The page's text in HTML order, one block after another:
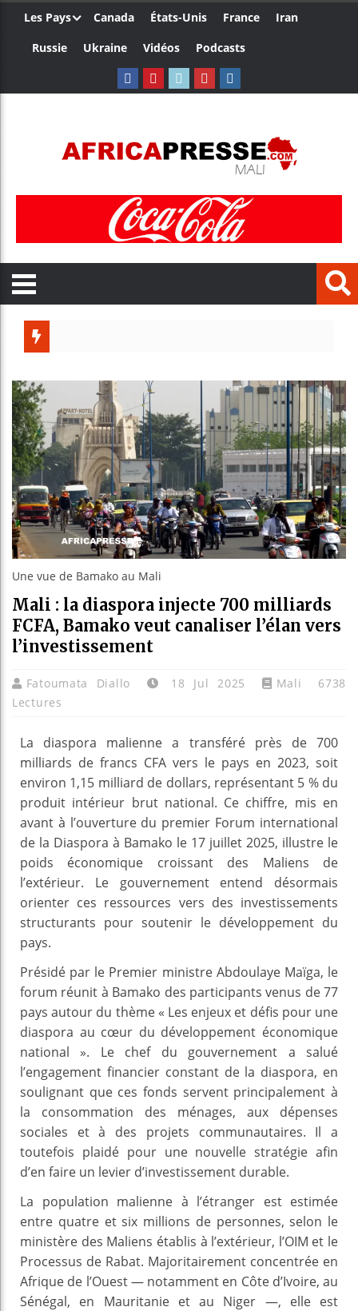
Les Pays Canada États-Unis France
Iran
Russie
Ukraine Vidéos Podcasts
Bénin :
Une vue de Bamako au Mali
Mali : la diaspora injecte 700 milliards
FCFA, Bamako veut canaliser l’élan vers
l’investissement
Fatoumata Diallo 18 Jul 2025 Mali
6738
Lectures
La diaspora malienne a transféré près de 700
milliards de francs CFA vers le pays en 2023, soit
environ 1,15 milliard de dollars, représentant 5 % du
produit intérieur brut national. Ce chiffre, mis en
avant à l’ouverture du premier Forum international
de la Diaspora à Bamako le 17 juillet 2025, illustre le
poids économique croissant des Maliens de
l’extérieur. Le gouvernement entend désormais
orienter ces ressources vers des investissements
structurants pour soutenir le développement du
pays.
Présidé par le Premier ministre Abdoulaye Maïga, le
forum réunit à Bamako des participants venus de 77
pays autour du thème « Les enjeux et défis pour une
diaspora au cœur du développement économique
national ». Le chef du gouvernement a salué
l’engagement financier constant de la diaspora, en
soulignant que ces fonds servent principalement à
la consommation des ménages, aux dépenses
sociales et à des projets communautaires. Il a
toutefois plaidé pour une nouvelle stratégie afin
d’en faire un levier d’investissement durable.
La population malienne à l’étranger est estimée
entre quatre et six millions de personnes, selon le
ministère des Maliens établis à l’extérieur, l’OIM et le
Processus de Rabat. Majoritairement concentrée en
Afrique de l’Ouest — notamment en Côte d’Ivoire, au
Sénégal, en Mauritanie et au Niger —, elle est